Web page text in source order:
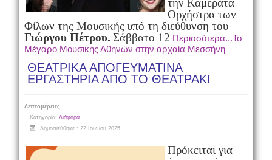
την Καμεράτα
Ορχήστρα των
Φίλων της Μουσικής υπό τη διεύθυνση του
Γιώργου Πέτρου. Σάββατο 12 Περισσότερα...Το
Μέγαρο Μουσικής Αθηνών στην αρχαία Μεσσήνη
ΘΕΑΤΡΙΚΑ ΑΠΟΓΕΥΜΑΤΙΝΑ
ΕΡΓΑΣΤΗΡΙΑ ΑΠΟ ΤΟ ΘΕΑΤΡΑΚΙ
Λεπτομέρειες
Κατηγορία: Διάφορα
Δημοσιεύθηκε : 22 Ιουνίου 2025
Πρόκειται για